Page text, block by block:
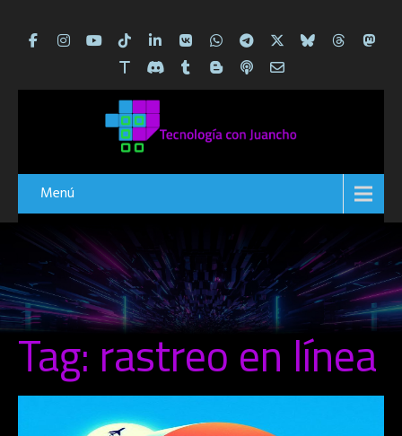
Menú
Tag: rastreo en línea